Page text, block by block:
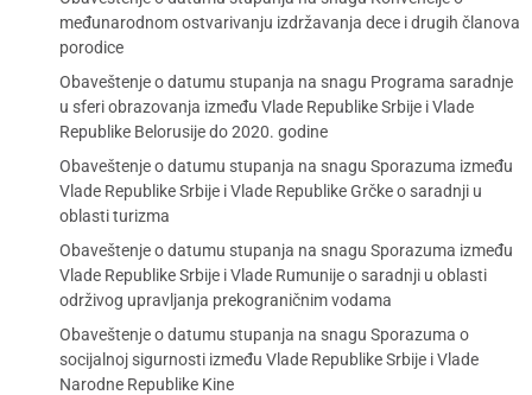
međunarodnom ostvarivanju izdržavanja dece i drugih članova
porodice
Obaveštenje o datumu stupanja na snagu Programa saradnje
u sferi obrazovanja između Vlade Republike Srbije i Vlade
Republike Belorusije do 2020. godine
Obaveštenje o datumu stupanja na snagu Sporazuma između
Vlade Republike Srbije i Vlade Republike Grčke o saradnji u
oblasti turizma
Obaveštenje o datumu stupanja na snagu Sporazuma između
Vlade Republike Srbije i Vlade Rumunije o saradnji u oblasti
održivog upravljanja prekograničnim vodama
Obaveštenje o datumu stupanja na snagu Sporazuma o
socijalnoj sigurnosti između Vlade Republike Srbije i Vlade
Narodne Republike Kine